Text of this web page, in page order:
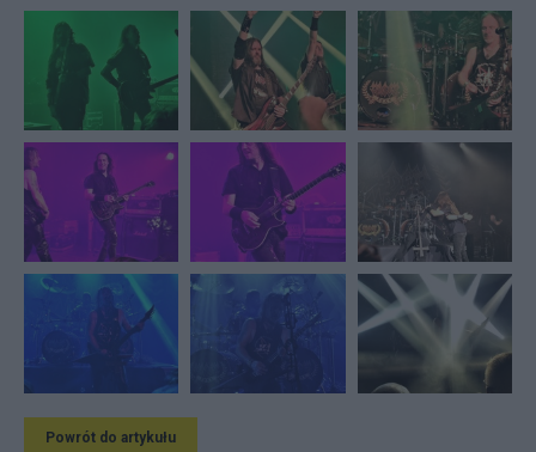
Powrót do artykułu